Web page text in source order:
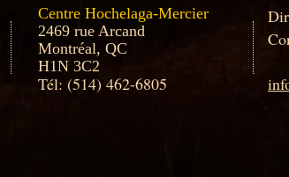
Centre Hochelaga-Mercier
2469 rue Arcand
Montréal, QC
H1N 3C2
Tél: (514) 462-6805